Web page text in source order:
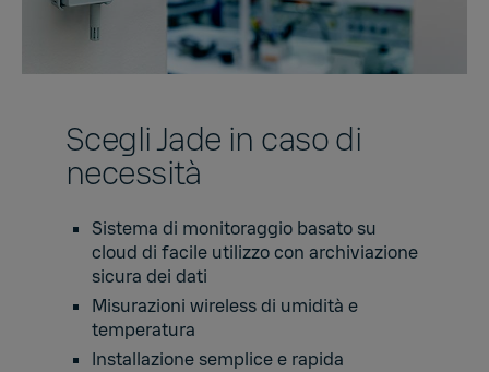
Scegli Jade in caso di
necessità
Sistema di monitoraggio basato su
cloud di facile utilizzo con archiviazione
sicura dei dati
Misurazioni wireless di umidità e
temperatura
Installazione semplice e rapida